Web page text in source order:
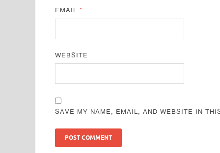
EMAIL*
WEBSITE
SAVE MY NAME, EMAIL, AND WEBSITE IN